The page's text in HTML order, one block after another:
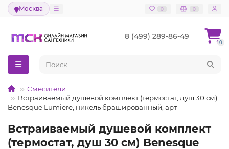
Москва 0 0
8 (499) 289-86-49
0
Смесители
Встраиваемый душевой комплект (термостат, душ 30 см)
Benesque Lumiere, никель брашированный, арт
Встраиваемый душевой комплект
(термостат, душ 30 см) Benesque